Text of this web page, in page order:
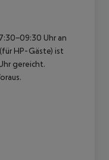
09:30 Uhr an
HP-Gäste) ist
gereicht.